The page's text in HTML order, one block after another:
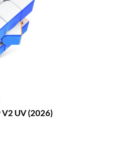
UV (2026)